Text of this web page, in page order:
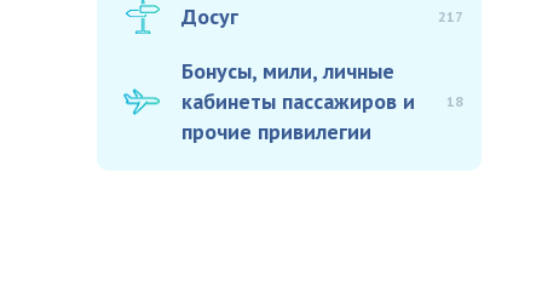
Досуг 217
Бонусы, мили, личные
кабинеты пассажиров и
прочие привилегии
18